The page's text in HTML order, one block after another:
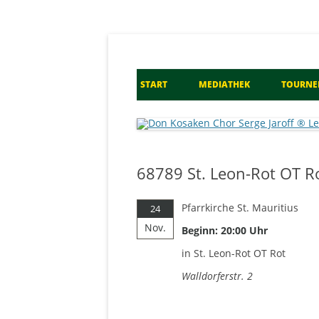
Don Kosaken Chor
START MEDIATHEK
68789 St. Leon-Rot OT
24
Nov.
Pfarrkirche St. Mauritius
Beginn: 20:00 Uhr
in St. Leon-Rot OT Rot
Walldorferstr. 2